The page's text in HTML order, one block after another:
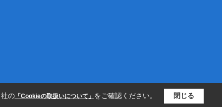
の「Cookieの取扱いについて」 をご確認ください。 閉じる